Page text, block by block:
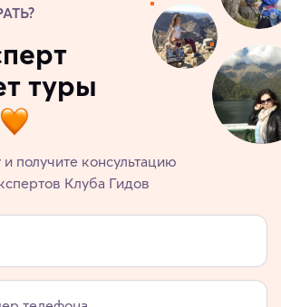
туры
и получите консультацию
Клуба Гидов